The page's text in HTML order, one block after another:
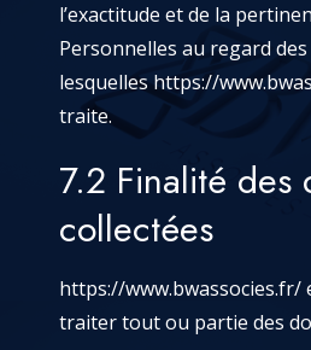
l’exactitude et de la
Personnelles au regard
lesquelleshttps://
traite.
7.2 Finalité des
collectées
https://www.bwassocies.fr/
traiter tout ou partie des